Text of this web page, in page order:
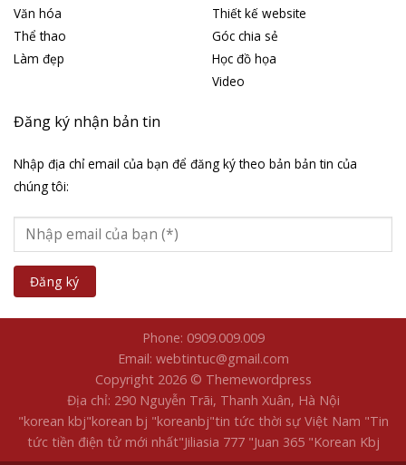
Văn hóa
Thể thao
Làm đẹp
Thiết kế website
Góc chia sẻ
Học đồ họa
Video
Đăng ký nhận bản tin
Nhập địa chỉ email của bạn để đăng ký theo bản bản tin của
chúng tôi:
Phone: 0909.009.009
Email: webtintuc@gmail.com
Copyright 2026 © Themewordpress
Địa chỉ: 290 Nguyễn Trãi, Thanh Xuân, Hà Nội
"korean kbj​"korean bj "koreanbj​"tin tức thời sự Việt Nam "Tin
tức tiền điện tử mới nhất​"Jiliasia 777 "Juan 365 "Korean Kbj